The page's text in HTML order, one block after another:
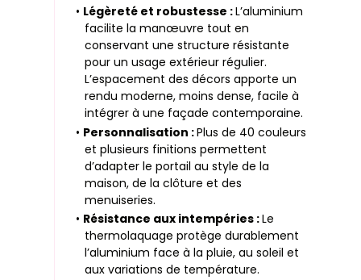
• Légèreté et robustesse :L’aluminium
facilite la manœuvre tout en
conservant une structure résistante
pour un usage extérieur régulier.
L’espacement des décors apporte un
rendu moderne, moins dense, facile à
intégrer à une façade contemporaine.
• Personnalisation :Plus de 40 couleurs
et plusieurs finitions permettent
d’adapter le portail au style de la
maison, de la clôture et des
menuiseries.
• Résistance aux intempéries :Le
thermolaquage protège durablement
l’aluminium face à la pluie, au soleil et
aux variations de température.